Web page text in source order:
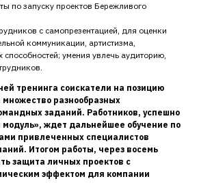
по запуску проектов Бережливого
с самопрезентацией, для оценки
коммуникации, артистизма,
способностей; умения увлечь аудиторию,
тренинга соискатели на позицию
разнообразных
заданий. Работников, успешно
ждет дальнейшее обучение по
привлеченных специалистов
Итогом работы, через восемь
защита личных проектов с
эффектом для компании